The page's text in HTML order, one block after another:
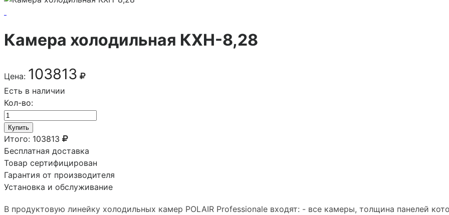
Камера холодильная КХН-8,28
Цена: 103813
Есть в наличии
Кол-во:
Купить
Итого: 103813
Бесплатная доставка
Товар сертифицирован
Гарантия от производителя
Установка и обслуживание
В продуктовую линейку холодильных камер POLAIR Professionale входят: - все камеры, толщина панелей